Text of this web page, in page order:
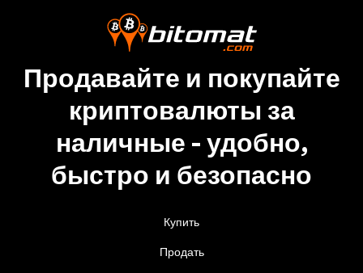
Продавайте и покупайте
криптовалюты за
наличные - удобно,
быстро и безопасно
Купить
Продать